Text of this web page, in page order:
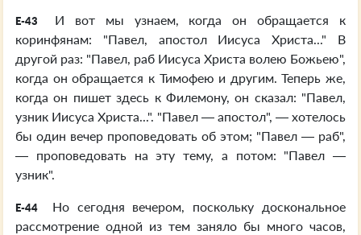
E-43
И вот мы узнаем, когда он обращается к
коринфянам: "Павел, апостол Иисуса Христа..." В
другой раз: "Павел, раб Иисуса Христа волею Божьею",
когда он обращается к Тимофею и другим. Теперь же,
когда он пишет здесь к Филемону, он сказал: "Павел,
узник Иисуса Христа...". "Павел — апостол", — хотелось
бы один вечер проповедовать об этом; "Павел — раб",
— проповедовать на эту тему, а потом: "Павел —
узник".
E-44
Но сегодня вечером, поскольку доскональное
рассмотрение одной из тем заняло бы много часов,